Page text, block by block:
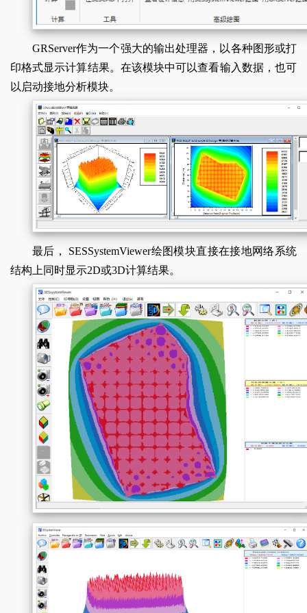
GRServer作为一个强大的输出处理器，以各种图形或打
印格式显示计算结果。在该模块中可以查看输入数据，也可
以启动接地分析模块。
最后， SESSystemViewer绘图模块直接在接地网络系统
结构上同时显示2D或3D计算结果。